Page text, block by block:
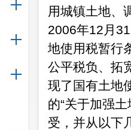
用城镇土地、
2006年12 月 31
地使用税暂行
公平税负、拓
现了国有土地
的“关于加强
受，并从以下